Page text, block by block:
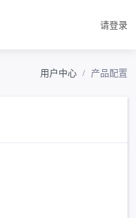
请登录
用户中心 产品配置